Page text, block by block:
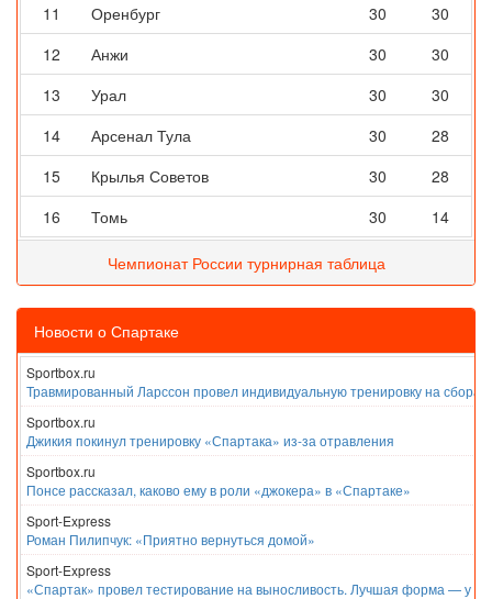
11
Оренбург 30
30
12
Анжи 30
30
13
Урал 30
30
14
Арсенал Тула 30
28
15
Крылья Советов 30
28
16
Томь 30 14
Чемпионат России турнирная таблица
Новости о Спартаке
Sportbox.ru
Травмированный Ларссон провел индивидуальную тренировку на
Sportbox.ru
Джикия покинул тренировку «Спартака» из-за отравления
Sportbox.ru
Понсе рассказал, каково ему в роли «джокера» в «Спартаке»
Sport-Express
Роман Пилипчук: «Приятно вернуться домой»
Sport-Express
«Спартак» провел тестирование на выносливость. Лучшая форма — у